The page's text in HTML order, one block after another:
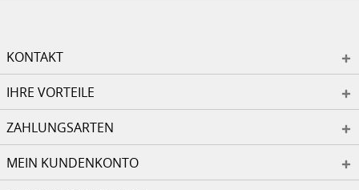
KONTAKT
IHRE VORTEILE
ZAHLUNGSARTEN
MEIN KUNDENKONTO